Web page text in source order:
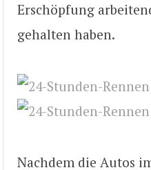
Erschöpfung
gehalten haben.
Nachdem die Autos